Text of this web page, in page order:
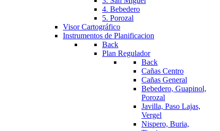
4. Bebedero
5. Porozal
Visor Cartográfico
Instrumentos de Planificacion
Back
Plan Regulador
Back
Cañas Centro
Cañas General
Bebedero, Guapinol,
Porozal
Javilla, Paso Lajas,
Vergel
Nispero, Buria,